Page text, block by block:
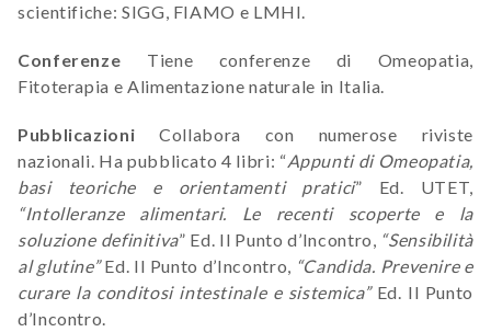
scientifiche: SIGG, FIAMO e LMHI.
Conferenze Tiene conferenze di Omeopatia,
Fitoterapia e Alimentazione naturale in Italia.
PubblicazioniCollabora con numerose riviste
nazionali. Ha pubblicato 4 libri: “Appunti di Omeopatia,
basi teoriche e orientamenti pratici” Ed. UTET,
“Intolleranze alimentari. Le recenti scoperte e la
soluzione definitiva” Ed. Il Punto d’Incontro, “Sensibilità
al glutine”Ed. Il Punto d’Incontro, “Candida. Prevenire e
curare la conditosi intestinale e sistemica”Ed. Il Punto
d’Incontro.